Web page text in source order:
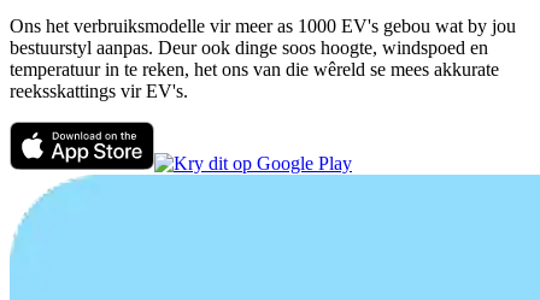
Ons het verbruiksmodelle vir meer as 1000 EV's gebou wat by jou
bestuurstyl aanpas. Deur ook dinge soos hoogte, windspoed en
temperatuur in te reken, het ons van die wêreld se mees akkurate
reeksskattings vir EV's.